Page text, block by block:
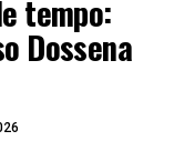
tempo:
Dossena